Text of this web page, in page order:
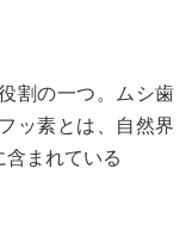
割の一つ。ムシ歯
ッ素とは、自然界
まれている